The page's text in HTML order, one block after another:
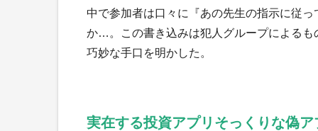
中で参加者は口々に『あの先生の指示に従
か…。この書き込みは犯人グループによる
巧妙な手口を明かした。
実在する投資アプリそっくりな偽ア